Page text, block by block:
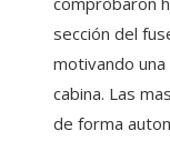
sección del
motivando
cabina. Las
de forma